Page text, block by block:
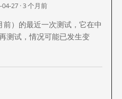
27 · 3 个月前
）的最近一次测试，它在中
测试，情况可能已发生变